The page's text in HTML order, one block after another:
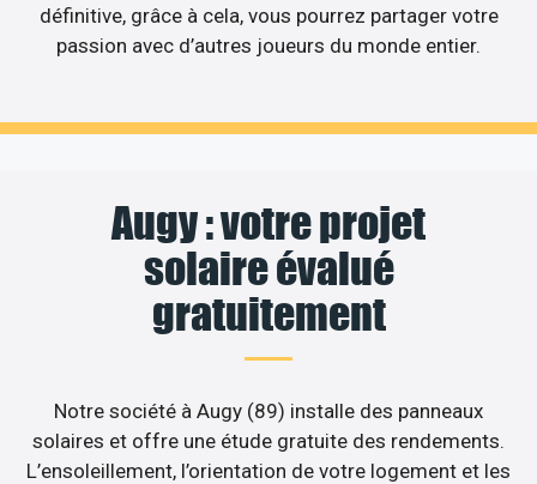
définitive, grâce à cela, vous pourrez partager votre
passion avec d’autres joueurs du monde entier.
Augy : votre projet
solaire évalué
gratuitement
Notre société à Augy (89) installe des panneaux
solaires et offre une étude gratuite des rendements.
L’ensoleillement, l’orientation de votre logement et les